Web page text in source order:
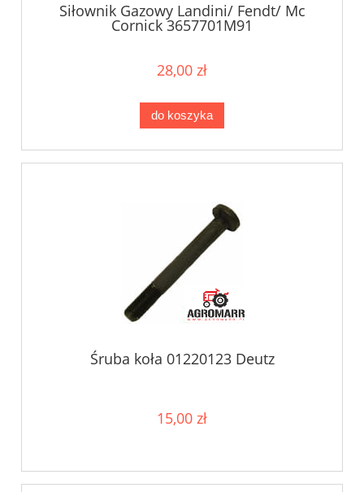
Siłownik Gazowy Landini/ Fendt/ Mc
Cornick 3657701M91
28,00 zł
do koszyka
Śruba koła 01220123 Deutz
15,00 zł